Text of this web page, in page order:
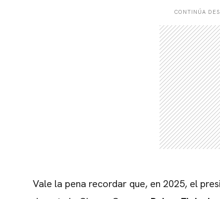
CONTINÚA
Vale la pena recordar que, en 2025, el